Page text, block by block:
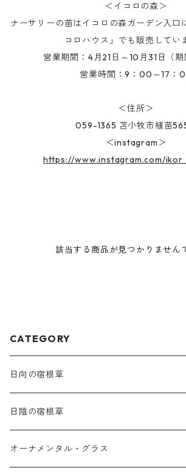
＜イコロの森＞
ナーサリーの苗はイコロの森ガーデン入口
コロハウス」でも販売してい
営業期間：4月21日～10月31日（期
営業時間：9：00～17：
＜住所＞
059-1365 苫小牧市植苗
＜instagram＞
https://www.instagram.com/
該当する商品が見つかりません
CATEGORY
日向の宿根草
ア行
アガパンツス
カ行
日陰の宿根草
ア行
オーナメンタル・グラス